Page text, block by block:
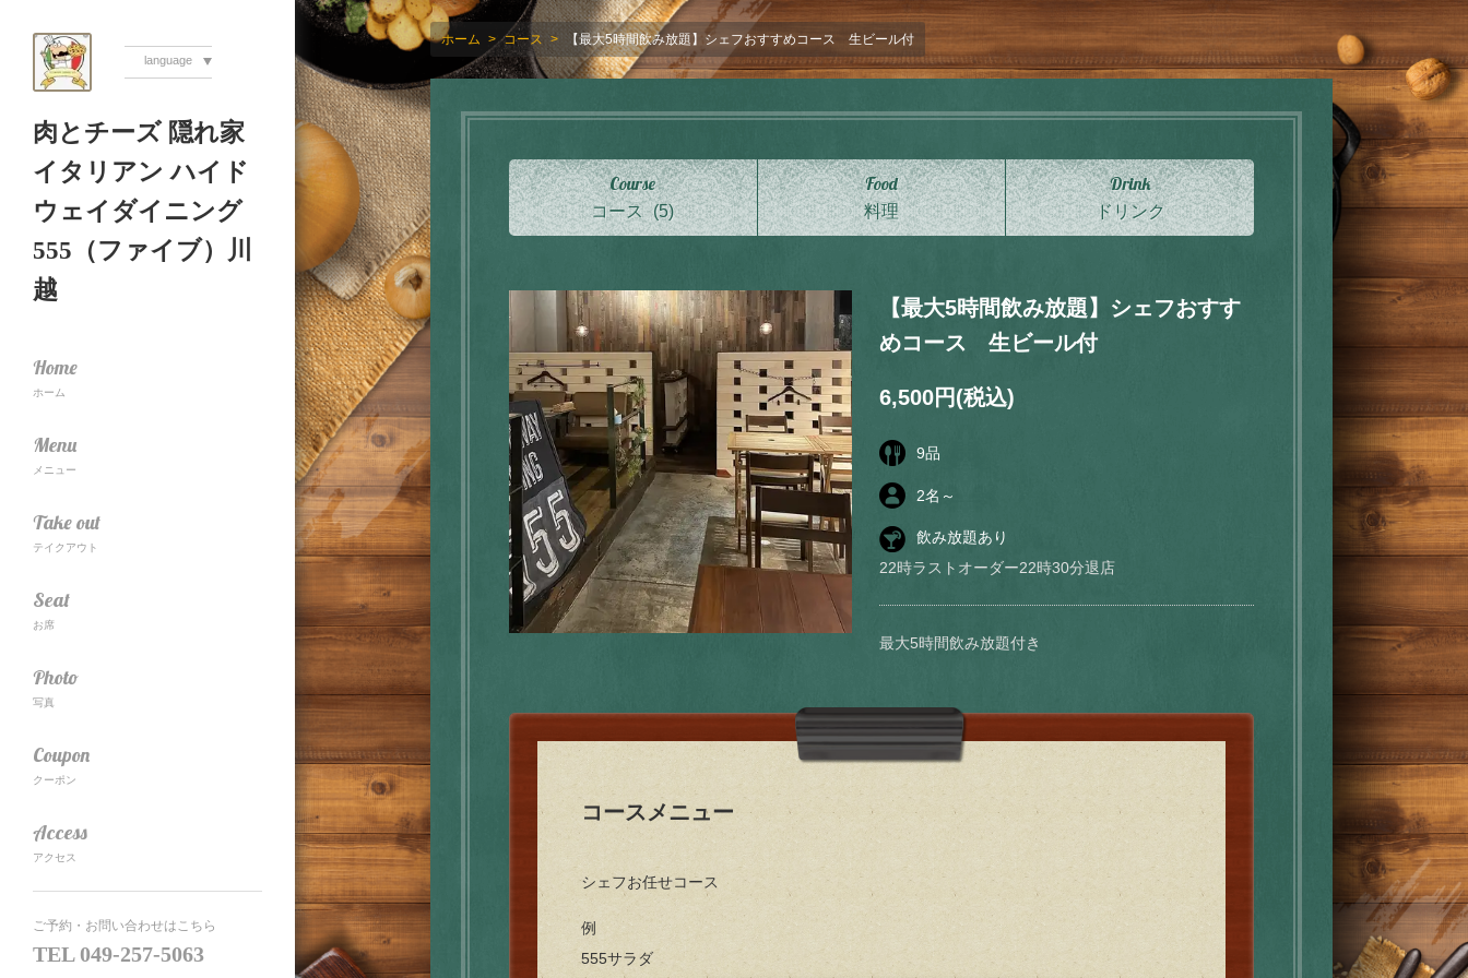
language
肉とチーズ 隠れ家
イタリアン ハイド
ウェイダイニング
555（ファイブ）川
越
Home
ホーム
Menu
メニュー
Take out
テイクアウト
Seat
お席
Photo
写真
Coupon
クーポン
Access
アクセス
ご予約・お問い合わせはこちら
TEL049-257-5063
ホーム コース 【最大5時間飲み放題】シェフおすすめコース 生ビール付
Course
コース (5)
Food
料理
Drink
ドリンク
【最大5時間飲み放題】シェフおすす
めコース 生ビール付
6,500円(税込)
9品
2名～
飲み放題あり
22時ラストオーダー22時30分退店
最大5時間飲み放題付き
コースメニュー
シェフお任せコース
例
555サラダ